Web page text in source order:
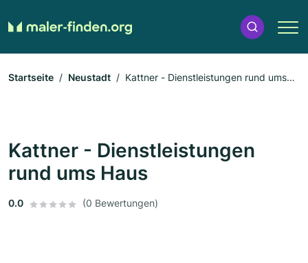
Startseite Neustadt
Kattner - Dienstleistungen rund ums
Kattner - Dienstleistungen
rund ums Haus
0.0 (0 Bewertungen)